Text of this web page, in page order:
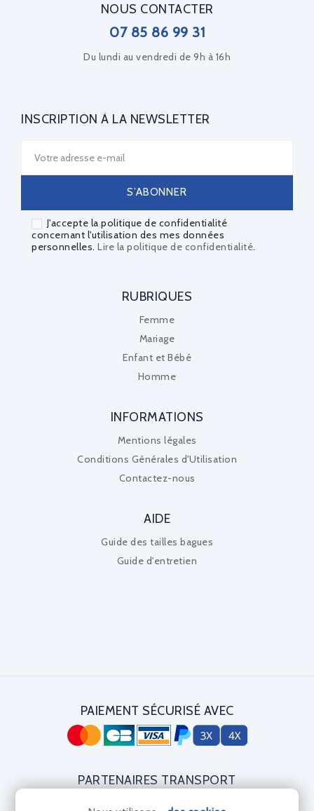
NOUS CONTACTER
07 85 86 99 31
Du lundi au vendredi de 9h à 16h
INSCRIPTION À LA NEWSLETTER
J'accepte la politique de confidentialité
concernant l'utilisation des mes données
personnelles. Lire la politique de confidentialité.
RUBRIQUES
Femme
Mariage
Enfant et Bébé
Homme
INFORMATIONS
Mentions légales
Conditions Générales d'Utilisation
Contactez-nous
AIDE
Guide des tailles bagues
Guide d'entretien
PAIEMENT SÉCURISÉ AVEC
PARTENAIRES TRANSPORT